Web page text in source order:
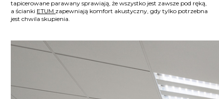
tapicerowane parawany sprawiają, że wszystko jest zawsze pod ręką,
a ścianki ETUM zapewniają komfort akustyczny, gdy tylko potrzebna
jest chwila skupienia.